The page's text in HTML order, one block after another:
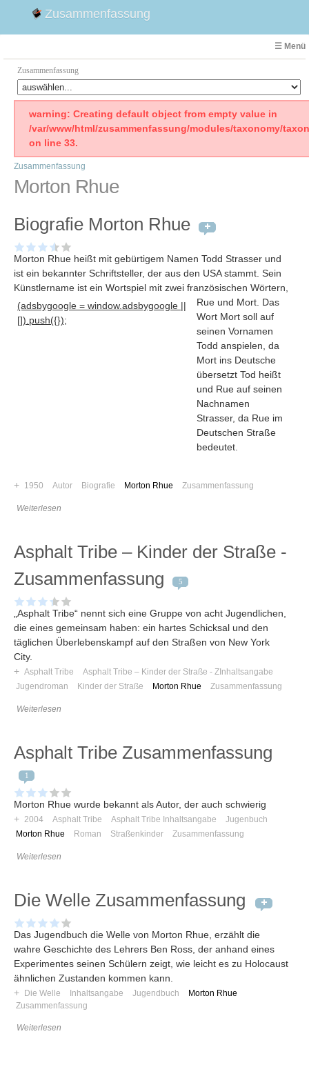
Zusammenfassung
☰ Menü
Zusammenfassung
Faust
Willhelm Tell
Emilia Galotti
1. Weltkrieg Zusammenfassung
Weimarer Republik
Die Räuber
Maria Stuart
News
Suchen
Kontaktieren
Umfragen
Letzte Beiträge
Aktive Forenbeiträge
warning: Creating default object from empty value in
/var/www/html/zusammenfassung/modules/taxonomy/
on line 33.
Zusammenfassung
Morton Rhue
Biografie Morton Rhue
Morton Rhue heißt mit gebürtigem Namen Todd Strasser und
ist ein bekannter Schriftsteller, der aus den USA stammt. Sein
Künstlername ist ein Wortspiel mit zwei französischen Wörtern,
Rue und Mort
(adsbygoogle = window.adsbygoogle ||
[]).push({});
. Das
Wort Mort soll auf
seinen Vornamen
Todd anspielen, da
Mort ins Deutsche
übersetzt Tod heißt
und Rue auf seinen
Nachnamen
Strasser, da Rue im
Deutschen Straße
bedeutet.
+ 1950 Autor Biografie Morton Rhue Zusammenfassung
Weiterlesen
Asphalt Tribe – Kinder der Straße -
Zusammenfassung
5
„Asphalt Tribe“ nennt sich eine Gruppe von acht Jugendlichen,
die eines gemeinsam haben: ein hartes Schicksal und den
täglichen Überlebenskampf auf den Straßen von New York
City.
+ Asphalt Tribe
Asphalt Tribe – Kinder der Straße - ZInhaltsangabe
Jugendroman
Kinder der Straße Morton Rhue Zusammenfassung
Weiterlesen
Asphalt Tribe Zusammenfassung
1
Morton Rhue wurde bekannt als Autor, der auch schwierig
+ 2004 Asphalt Tribe Asphalt Tribe Inhaltsangabe
Jugenbuch
Morton Rhue
Roman Straßenkinder Zusammenfassung
Weiterlesen
Die Welle Zusammenfassung
Das Jugendbuch die Welle von Morton Rhue, erzählt die
wahre Geschichte des Lehrers Ben Ross, der anhand eines
Experimentes seinen Schülern zeigt, wie leicht es zu Holocaust
ähnlichen Zustanden kommen kann.
+
Die Welle Inhaltsangabe Jugendbuch
Morton Rhue
Zusammenfassung
Weiterlesen